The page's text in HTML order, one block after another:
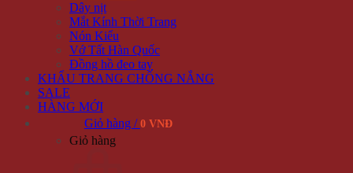
Dây nịt
Mắt Kính Thời Trang
Nón Kiểu
Vớ Tất Hàn Quốc
Đồng hồ đeo tay
KHẨU TRANG CHỐNG NẮNG
SALE
HÀNG MỚI
Giỏ hàng / 0 VNĐ
Giỏ hàng